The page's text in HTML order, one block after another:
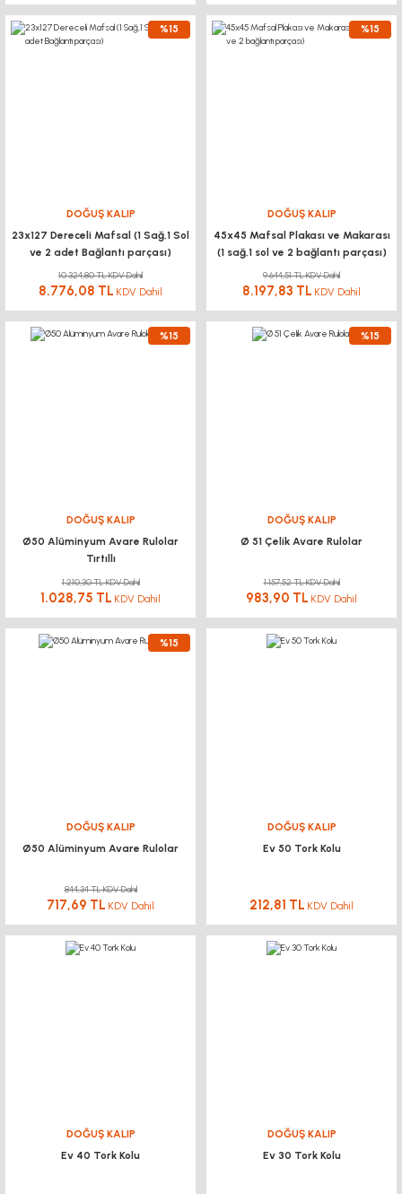
%15
DOĞUŞ KALIP
23x127 Dereceli Mafsal (1 Sağ,1 Sol
ve 2 adet Bağlantı parçası)
10.324,80 TL KDV Dahil
8.776,08 TL KDV Dahil
%15
DOĞUŞ KALIP
45x45 Mafsal Plakası ve Makarası
(1 sağ,1 sol ve 2 bağlantı parçası)
9.644,51 TL KDV Dahil
8.197,83 TL KDV Dahil
%15
DOĞUŞ KALIP
Ø50 Alüminyum Avare Rulolar
Tırtıllı
1.210,30 TL KDV Dahil
1.028,75 TL KDV Dahil
%15
DOĞUŞ KALIP
Ø 51 Çelik Avare Rulolar
1.157,52 TL KDV Dahil
983,90 TL KDV Dahil
%15
DOĞUŞ KALIP
Ø50 Alüminyum Avare Rulolar
844,34 TL KDV Dahil
717,69 TL KDV Dahil
DOĞUŞ KALIP
Ev 50 Tork Kolu
212,81 TL KDV Dahil
DOĞUŞ KALIP
Ev 40 Tork Kolu
DOĞUŞ KALIP
Ev 30 Tork Kolu